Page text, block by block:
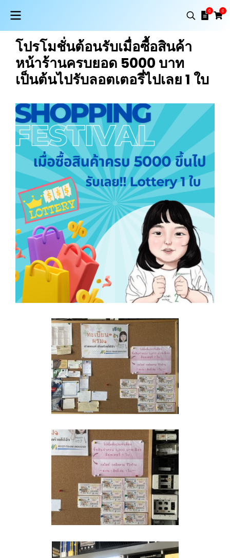
0 0
โปรโมชั่นต้อนรับเมื่อซื้อสินค้า
หน้าร้านครบยอด 5000 บาท
เป็นต้นไปรับลอตเตอรี่ไปเลย 1 ใบ